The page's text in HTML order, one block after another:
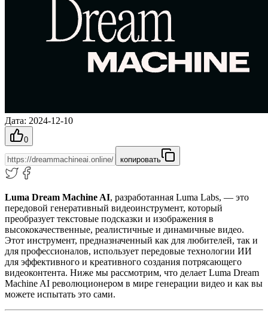
Дата: 2024-12-10
0
копировать
Luma Dream Machine AI, разработанная Luma Labs, — это
передовой генеративный видеоинструмент, который
преобразует текстовые подсказки и изображения в
высококачественные, реалистичные и динамичные видео.
Этот инструмент, предназначенный как для любителей, так и
для профессионалов, использует передовые технологии ИИ
для эффективного и креативного создания потрясающего
видеоконтента. Ниже мы рассмотрим, что делает Luma Dream
Machine AI революционером в мире генерации видео и как вы
можете испытать это сами.